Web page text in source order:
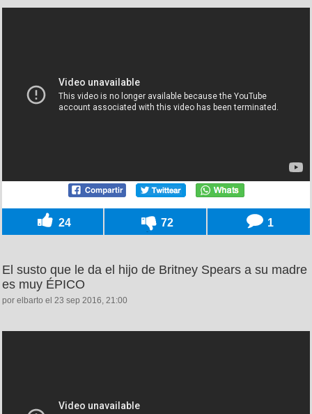
24 72 1
El susto que le da el hijo de Britney Spears a su madre
es muy ÉPICO
por elbarto el 23 sep 2016, 21:00